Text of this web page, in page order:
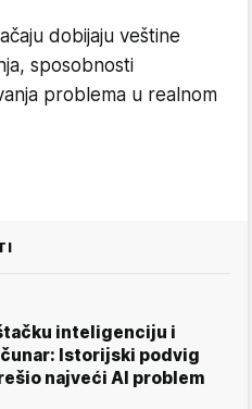
dobijaju veštine
sposobnosti
problema u realnom
inteligenciju i
Istorijski podvig
najveći AI problem